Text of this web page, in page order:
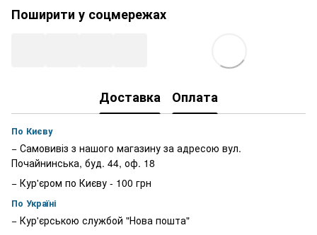
Поширити у соцмережах
Доставка Оплата
По Києву
− Самовивіз з нашого магазину за адресою вул.
Почайнинська, буд. 44, оф. 18
− Кур'єром по Києву - 100 грн
По Україні
− Кур'єрською службой "Нова пошта"